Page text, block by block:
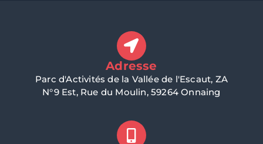
Adresse
Parc d'Activités de la Vallée de l'Escaut, ZA
N°9 Est, Rue du Moulin, 59264 Onnaing